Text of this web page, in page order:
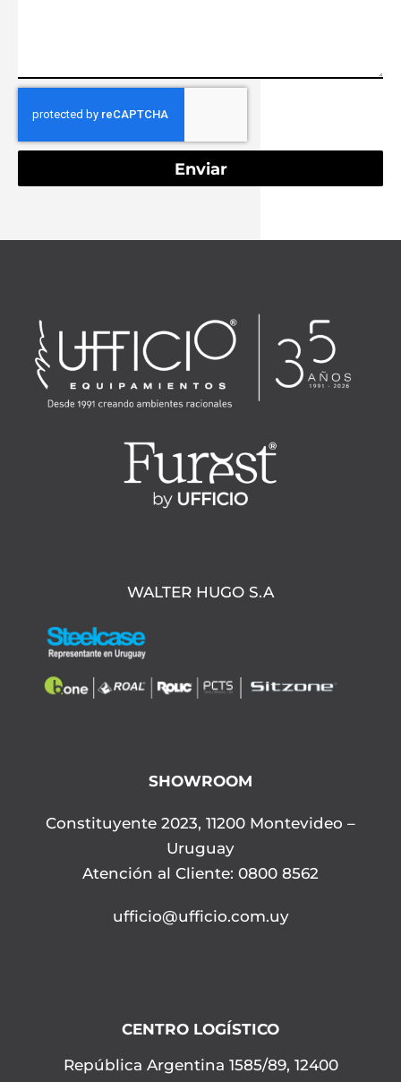
Enviar
WALTER HUGO S.A
SHOWROOM
Constituyente 2023, 11200 Montevideo –
Uruguay
Atención al Cliente: 0800 8562
ufficio@ufficio.com.uy
CENTRO LOGÍSTICO
República Argentina 1585/89, 12400